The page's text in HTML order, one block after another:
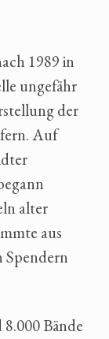
1989 in
ungefähr
der
Auf
alter
aus
Spendern
Bände